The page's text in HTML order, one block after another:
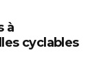
à
cyclables